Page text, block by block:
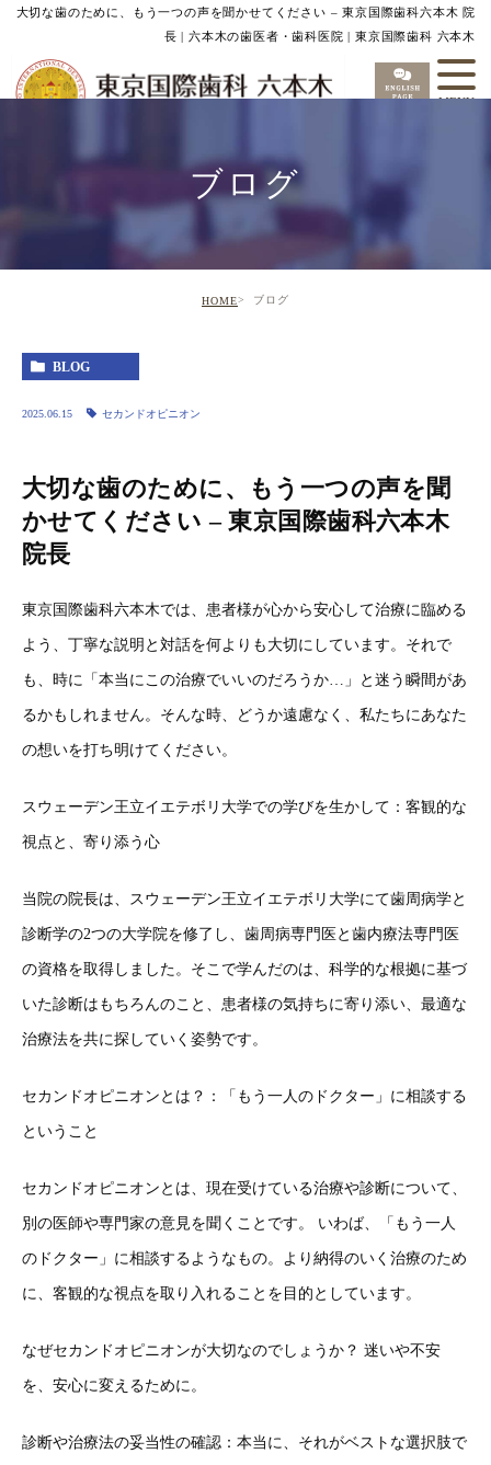
大切な歯のために、もう一つの声を聞かせてください – 東京国際歯科六本木 院
長 | 六本木の歯医者・歯科医院 | 東京国際歯科 六本木
ブログ
HOME ブログ
BLOG
2025.06.15 セカンドオピニオン
大切な歯のために、もう一つの声を聞
かせてください – 東京国際歯科六本木
院長
東京国際歯科六本木では、患者様が心から安心して治療に臨める
よう、丁寧な説明と対話を何よりも大切にしています。それで
も、時に「本当にこの治療でいいのだろうか…」と迷う瞬間があ
るかもしれません。そんな時、どうか遠慮なく、私たちにあなた
の想いを打ち明けてください。
スウェーデン王立イエテボリ大学での学びを生かして：客観的な
視点と、寄り添う心
当院の院長は、スウェーデン王立イエテボリ大学にて歯周病学と
診断学の2つの大学院を修了し、歯周病専門医と歯内療法専門医
の資格を取得しました。そこで学んだのは、科学的な根拠に基づ
いた診断はもちろんのこと、患者様の気持ちに寄り添い、最適な
治療法を共に探していく姿勢です。
セカンドオピニオンとは？：「もう一人のドクター」に相談する
ということ
セカンドオピニオンとは、現在受けている治療や診断について、
別の医師や専門家の意見を聞くことです。 いわば、「もう一人
のドクター」に相談するようなもの。より納得のいく治療のため
に、客観的な視点を取り入れることを目的としています。
なぜセカンドオピニオンが大切なのでしょうか？ 迷いや不安
を、安心に変えるために。
診断や治療法の妥当性の確認：本当に、それがベストな選択肢で